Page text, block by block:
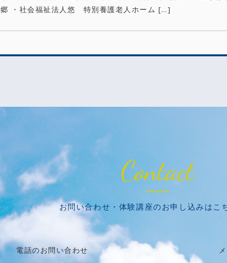
郷 ・社会福祉法人悠 特別養護老人ホーム […]
Contact
お問い合わせ・体験講座のお申し込みはこ
電話のお問い合わせ